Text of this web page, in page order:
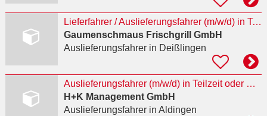
Lieferfahrer / Auslieferungsfahrer (m/w/d) in Teilzeit
Gaumenschmaus Frischgrill GmbH
Auslieferungsfahrerin Deißlingen
Auslieferungsfahrer (m/w/d) in Teilzeit oder Minijob
H+K Management GmbH
Auslieferungsfahrerin Aldingen